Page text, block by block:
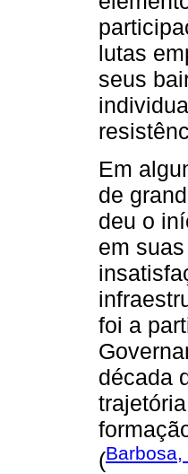
lutas
seus
Em
de
deu o
em
foi a
década
(Barbosa,